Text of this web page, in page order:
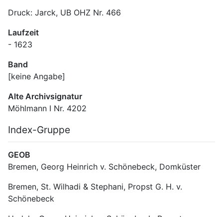
Druck: Jarck, UB OHZ Nr. 466
Laufzeit
- 1623
Band
[keine Angabe]
Alte Archivsignatur
Möhlmann I Nr. 4202
Index-Gruppe
GEOB
Bremen, Georg Heinrich v. Schönebeck, Domküster
Bremen, St. Wilhadi & Stephani, Propst G. H. v.
Schönebeck